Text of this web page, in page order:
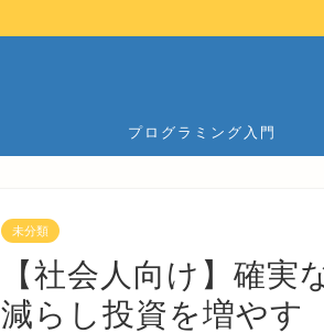
プログラミング入門
未分類
【社会人向け】確実
減らし投資を増やす